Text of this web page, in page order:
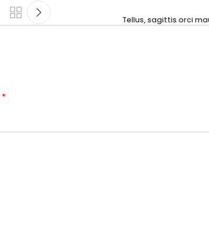
Tellus, sagittis orci
*